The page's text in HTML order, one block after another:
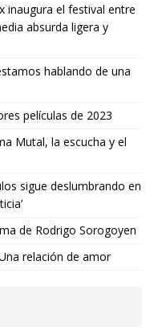
inaugura el festival entre
absurda ligera y
hablando de una
películas de 2023
Mutal, la escucha y el
sigue deslumbrando en
de Rodrigo Sorogoyen
relación de amor